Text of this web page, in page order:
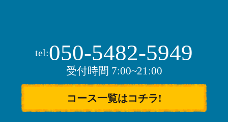
tel:050-5482-5949
受付時間 7:00~21:00
コース一覧はコチラ!